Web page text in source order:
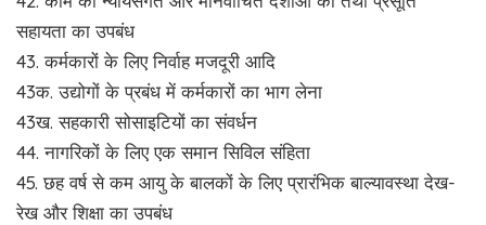
सहायता का उपबंध
43. कर्मकारों के लिए निर्वाह मजदूरी आदि
43क. उद्योगों के प्रबंध में कर्मकारों का भाग लेना
43ख. सहकारी सोसाइटियों का संवर्धन
44. नागरिकों के लिए एक समान सिविल संहिता
45. छह वर्ष से कम आयु के बालकों के लिए प्रारंभिक बाल्यावस्था देख-
रेख और शिक्षा का उपबंध